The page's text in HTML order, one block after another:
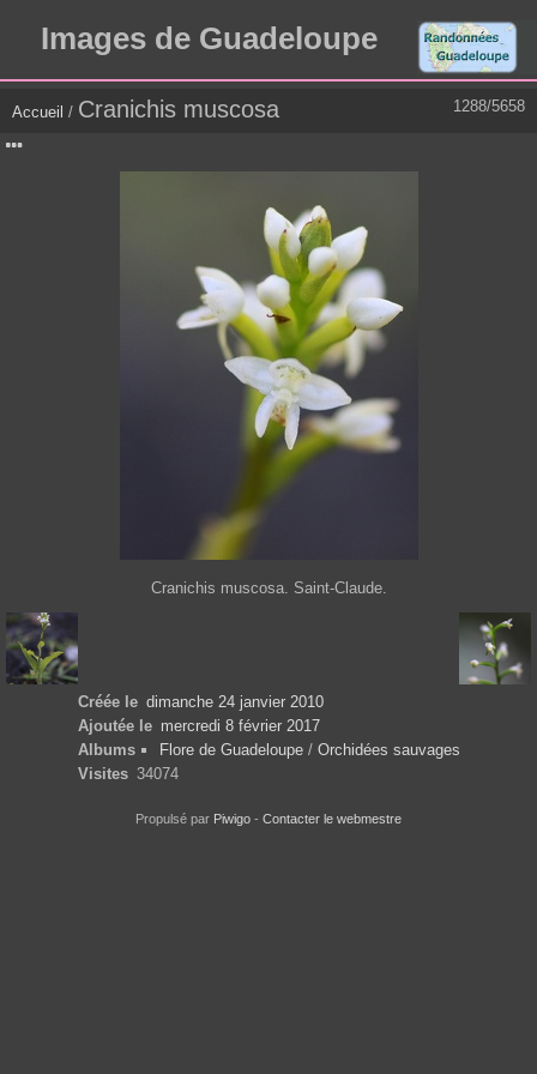
Images de Guadeloupe
1288/5658
Accueil / Cranichis muscosa
Cranichis muscosa. Saint-Claude.
Créée le dimanche 24 janvier 2010
Ajoutée le mercredi 8 février 2017
Albums
Flore de Guadeloupe/ Orchidées sauvages
Visites 34074
Propulsé par Piwigo - Contacter le webmestre